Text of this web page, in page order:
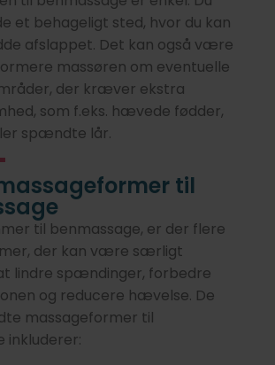
et behageligt sted, hvor du kan
afslappet. Det kan også være
massøren om eventuelle
der kræver ekstra
som f.eks. hævede fødder,
spændte lår.
til
til benmassage, er der flere
der kan være særligt
lindre spændinger, forbedre
og reducere hævelse. De
massageformer til
inkluderer: